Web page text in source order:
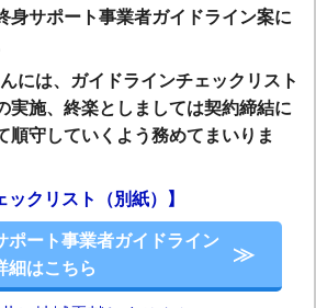
身サポート事業者ガイドライン案に
には、ガイドラインチェックリスト
実施、終楽としましては契約締結に
順守していくよう務めてまいりま
ックリスト（別紙）】
ポート事業者ガイドライン
細はこちら